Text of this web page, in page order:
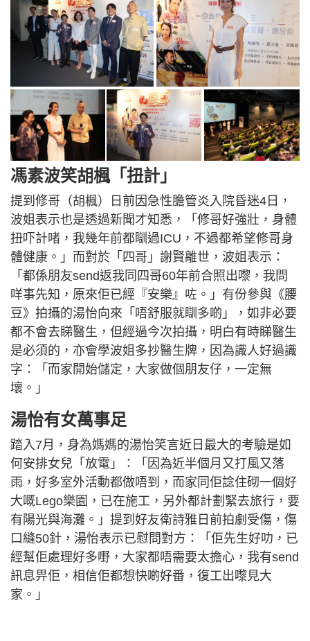
馮素波笑胡楓「扭計」
提到修哥（胡楓）日前因急性膽管炎入院昏迷4日，
波姐表示也是透過新聞才知悉，「修哥好強壯，身體
扭吓計啫，我幾年前都瞓過ICU，不過都希望修哥身
體健康。」而對於「四哥」謝賢離世，波姐表示：
「都係朋友send返我同四哥60年前合照出嚟，我問
咩事先知，原來佢已經『安樂』咗。」有份參與《腰
豆》拍攝的湯怡向來「唔舒服就瞓多啲」，如非必要
都不會去睇醫生，但經過今次拍攝，明白有時睇醫生
是必須的，亦會學波姐多抄醫生牌，因為識人好過識
字：「而家開始儲定，大家做個朋友仔，一定無
壞。」
湯怡有女萬事足
踏入7月，身為媽媽的湯怡笑言近日最大的考驗是如
何安排女兒「放電」：「因為近半個月又打風又落
雨，好多室外活動都做唔到，而家同佢諗住砌一個好
大嘅Lego樂園，已在施工，另外都計劃緊去旅行，要
有陽光與海灘。」提到好友衛詩雅日前拍劇受傷，傷
口縫50針，湯怡表示已慰問對方：「佢先生好叻，已
經幫佢處理好多嘢，大家都唔需要太擔心，我有send
訊息畀佢，相信佢都想快啲好番，復工出嚟見大
家。」